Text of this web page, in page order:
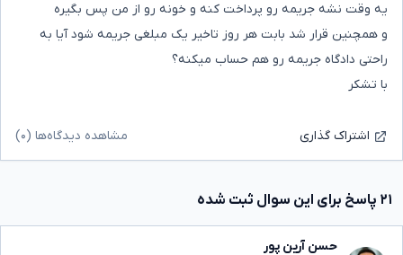
یه وقت نشه جریمه رو پرداخت کنه و خونه رو از من پس بگیره
و همچنین قرار شد بابت هر روز تاخیر یک مبلغی جریمه شود آیا به
راحتی دادگاه جریمه رو هم حساب میکنه؟
با تشکر
اشتراک گذاری مشاهده دیدگاه‌ها (۰)
۲۱ پاسخ برای این سوال ثبت شده
حسن آرین پور